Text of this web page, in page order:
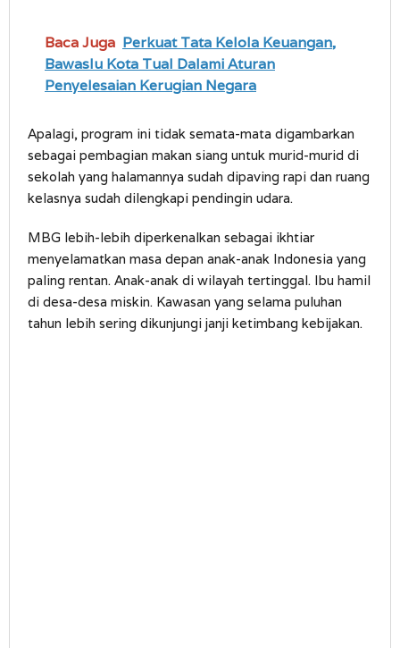
Baca Juga Perkuat Tata Kelola Keuangan,
Bawaslu Kota Tual Dalami Aturan
Penyelesaian Kerugian Negara
Apalagi, program ini tidak semata-mata digambarkan
sebagai pembagian makan siang untuk murid-murid di
sekolah yang halamannya sudah dipaving rapi dan ruang
kelasnya sudah dilengkapi pendingin udara.
MBG lebih-lebih diperkenalkan sebagai ikhtiar
menyelamatkan masa depan anak-anak Indonesia yang
paling rentan. Anak-anak di wilayah tertinggal. Ibu hamil
di desa-desa miskin. Kawasan yang selama puluhan
tahun lebih sering dikunjungi janji ketimbang kebijakan.